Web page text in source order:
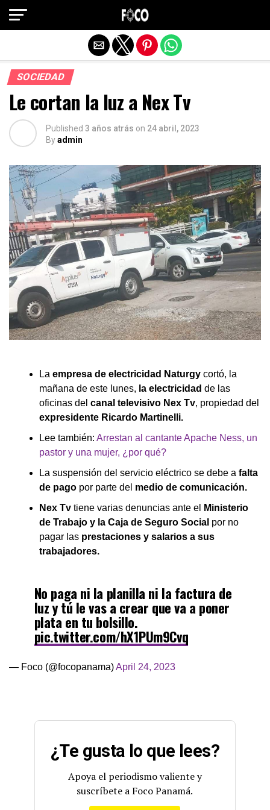
SOCIEDAD
Le cortan la luz a Nex Tv
Published 3 años atrás on 24 abril, 2023
Byadmin
La empresa de electricidad Naturgy cortó, la
mañana de este lunes, la electricidad de las
oficinas del canal televisivo Nex Tv, propiedad del
expresidente Ricardo Martinelli.
Lee también: Arrestan al cantante Apache Ness, un
pastor y una mujer, ¿por qué?
La suspensión del servicio eléctrico se debe a falta
de pago por parte del medio de comunicación.
Nex Tv tiene varias denuncias ante el
Ministerio
de Trabajo y la Caja de Seguro Social por no
pagar las prestaciones y salarios a sus
trabajadores.
No paga ni la planilla ni la factura de
luz y tú le vas a crear que va a poner
plata en tu bolsillo.
pic.twitter.com/hX1PUm9Cvq
— Foco (@focopanama)April 24, 2023
¿Te gusta lo que lees?
Apoya el periodismo valiente y
suscríbete a Foco Panamá.
Salir de la versión móvil